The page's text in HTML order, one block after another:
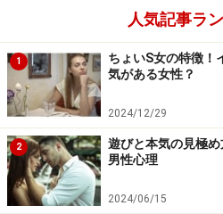
デートの予定を電話で決
方法とは
マッチングアプリでは会う
見極めるコツ3つ
毎日連絡をくれる彼氏・彼
彼からの連絡をどのくら
人気記事ラ
1
ちょいS女の特徴！
気がある女性？
2024/12/29
2
遊びと本気の見極
男性心理
2024/06/15